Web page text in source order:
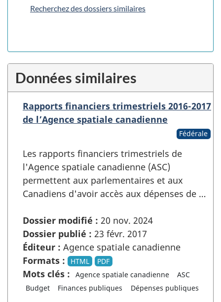
Recherchez des dossiers similaires
Données similaires
Rapports financiers trimestriels 2016-2017
de l’Agence spatiale canadienne
Fédérale
Les rapports financiers trimestriels de
l'Agence spatiale canadienne (ASC)
permettent aux parlementaires et aux
Canadiens d'avoir accès aux dépenses de …
Dossier modifié : 20 nov. 2024
Dossier publié : 23 févr. 2017
Éditeur : Agence spatiale canadienne
Formats :
HTML PDF
Mots clés : Agence spatiale canadienne
ASC
Budget
Finances publiques Dépenses publiques